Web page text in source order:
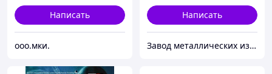
Написать
ooo.мки.
Написать
Завод металлических изделий «Сталь и Ко»